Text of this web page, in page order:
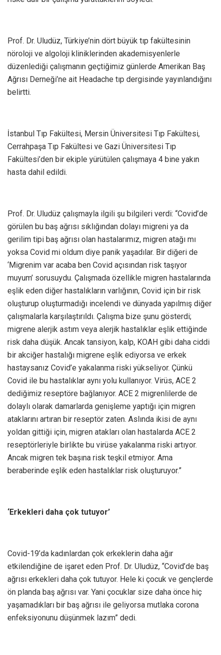
Prof. Dr. Uludüz, Türkiye’nin dört büyük tıp fakültesinin
nöroloji ve algoloji kliniklerinden akademisyenlerle
düzenlediği çalışmanın geçtiğimiz günlerde Amerikan Baş
Ağrısı Derneği’ne ait Headache tıp dergisinde yayınlandığını
belirtti.
İstanbul Tıp Fakültesi, Mersin Üniversitesi Tıp Fakültesi,
Cerrahpaşa Tıp Fakültesi ve Gazi Üniversitesi Tıp
Fakültesi’den bir ekiple yürütülen çalışmaya 4 bine yakın
hasta dahil edildi.
Prof. Dr. Uludüz çalışmayla ilgili şu bilgileri verdi: “Covid’de
görülen bu baş ağrısı sıklığından dolayı migreni ya da
gerilim tipi baş ağrısı olan hastalarımız, migren atağı mı
yoksa Covid mi oldum diye panik yaşadılar. Bir diğeri de
‘Migrenim var acaba ben Covid açısından risk taşıyor
muyum’ sorusuydu. Çalışmada özellikle migren hastalarında
eşlik eden diğer hastalıkların varlığının, Covid için bir risk
oluşturup oluşturmadığı incelendi ve dünyada yapılmış diğer
çalışmalarla karşılaştırıldı. Çalışma bize şunu gösterdi;
migrene alerjik astım veya alerjik hastalıklar eşlik ettiğinde
risk daha düşük. Ancak tansiyon, kalp, KOAH gibi daha ciddi
bir akciğer hastalığı migrene eşlik ediyorsa ve erkek
hastaysanız Covid’e yakalanma riski yükseliyor. Çünkü
Covid ile bu hastalıklar aynı yolu kullanıyor. Virüs, ACE 2
dediğimiz reseptöre bağlanıyor. ACE 2 migrenlilerde de
dolaylı olarak damarlarda genişleme yaptığı için migren
ataklarını artıran bir reseptör zaten. Aslında ikisi de aynı
yoldan gittiği için, migren atakları olan hastalarda ACE 2
reseptörleriyle birlikte bu virüse yakalanma riski artıyor.
Ancak migren tek başına risk teşkil etmiyor. Ama
beraberinde eşlik eden hastalıklar risk oluşturuyor.”
‘Erkekleri daha çok tutuyor’
Covid-19’da kadınlardan çok erkeklerin daha ağır
etkilendiğine de işaret eden Prof. Dr. Uludüz, “Covid’de baş
ağrısı erkekleri daha çok tutuyor. Hele ki çocuk ve gençlerde
ön planda baş ağrısı var. Yani çocuklar size daha önce hiç
yaşamadıkları bir baş ağrısı ile geliyorsa mutlaka corona
enfeksiyonunu düşünmek lazım” dedi.